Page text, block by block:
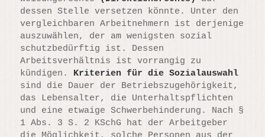
dessen Stelle versetzen könnte. Unter den
vergleichbaren Arbeitnehmern ist derjenige
auszuwählen, der am wenigsten sozial
schutzbedürftig ist. Dessen
Arbeitsverhältnis ist vorrangig zu
kündigen. Kriterien für die Sozialauswahl
sind die Dauer der Betriebszugehörigkeit,
das Lebensalter, die Unterhaltspflichten
und eine etwaige Schwerbehinderung. Nach §
1 Abs. 3 S. 2 KSchG hat der Arbeitgeber